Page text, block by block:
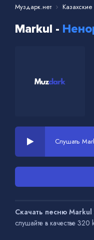
Муздарк.нет
Markul -
Слушать
Скачать песню
слушайте в качестве 320